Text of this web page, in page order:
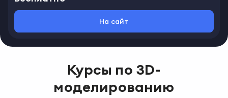
графики, которые за счёт новых знаний и 8 практических работ
смогут расширить свои компетенции до более масштабных
задач и проектов в игровой и киноиндустрии.
На сайт
Курсы по 3D-
моделированию